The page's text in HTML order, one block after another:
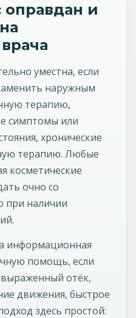
оправдан и
уместна, если
наружным
терапию,
симптомы или
хронические
терапию. Любые
косметические
очно со
при наличии
информационная
помощь, если
выраженный отёк,
движения, быстрое
здесь простой: